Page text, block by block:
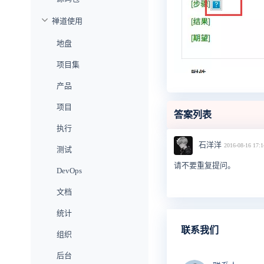
禅道使用
地盘
项目集
产品
项目
执行
测试
DevOps
文档
统计
组织
后台
答案列表
石洋洋 2016-08-16
请不要重复提问。
联系我们